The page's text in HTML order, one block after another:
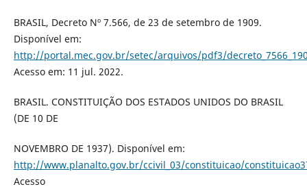
BRASIL, Decreto Nº 7.566, de 23 de setembro de 1909.
Disponível em:
http://portal.mec.gov.br/setec/arquivos/pdf3/
Acesso em: 11 jul. 2022.
BRASIL. CONSTITUIÇÃO DOS ESTADOS UNIDOS DO BRASIL
(DE 10 DE
NOVEMBRO DE 1937). Disponível em:
http://www.planalto.gov.br/ccivil_03/constituicao/
Acesso